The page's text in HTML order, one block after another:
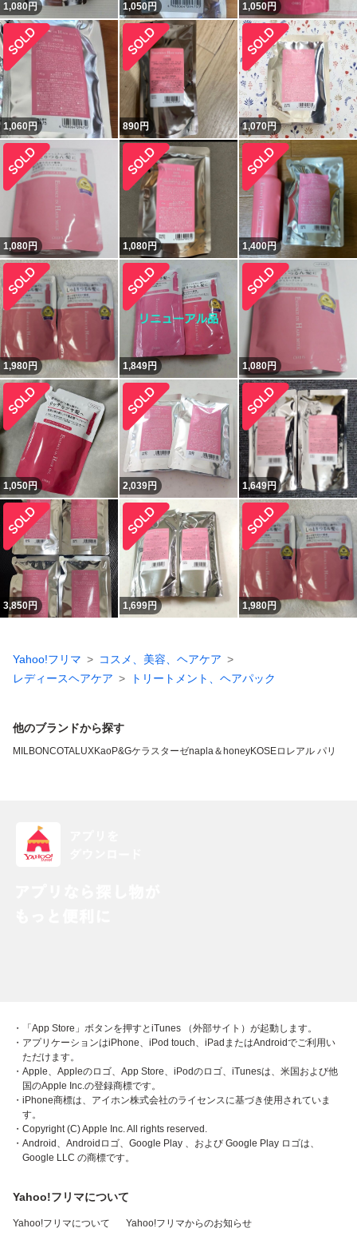
1,080円 1,050円 1,050円
1,060円 890円 1,070円
1,080円 1,080円 1,400円
1,980円 1,849円 1,080円
1,050円 2,039円 1,649円
3,850円 1,699円 1,980円
Yahoo!フリマ
コスメ、美容、ヘアケア
レディースヘアケア
トリートメント、ヘアパック
他のブランドから探す
MILBONCOTALUXKaoP&Gケラスターゼnapla＆honeyKOSEロレアル パリ
・「App Store」ボタンを押すとiTunes （外部サイト）が起動します。
・アプリケーションはiPhone、iPod touch、iPadまたはAndroidでご利用い
ただけます。
・Apple、Appleのロゴ、App Store、iPodのロゴ、iTunesは、米国および他
国のApple Inc.の登録商標です。
・iPhone商標は、アイホン株式会社のライセンスに基づき使用されていま
す。
・Copyright (C) Apple Inc. All rights reserved.
・Android、Androidロゴ、Google Play 、および Google Play ロゴは、
Google LLC の商標です。
Yahoo!フリマについて
Yahoo!フリマについて Yahoo!フリマからのお知らせ